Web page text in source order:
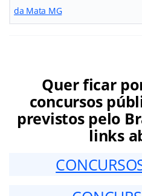
da Mata MG
Quer ficar
concursos
previstos pelo
links